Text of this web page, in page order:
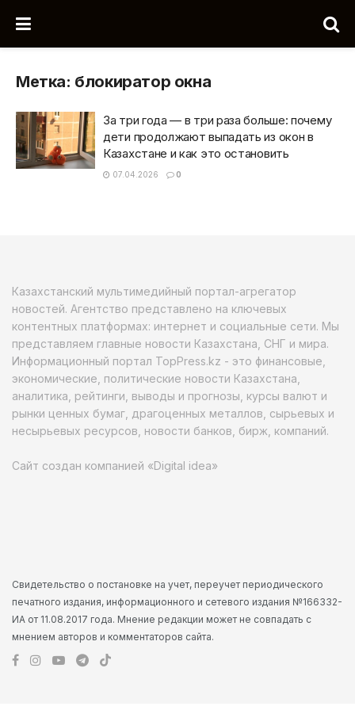
Метка: блокиратор окна
За три года — в три раза больше: почему
дети продолжают выпадать из окон в
Казахстане и как это остановить
07.04.2026 0
Казахстанский мультимедийный портал-агрегатор
новостей. Агентство представлено на ключевых
контентных платформах: интернет и социальные сети. Мы
представляем главные новости Казахстана, СНГ и мира.
Информационный портал TopPress.kz - это финансовые,
экономические, политические новости Казахстана,
аналитика, рейтинги, выводы и прогнозы, курсы валют и
рынки ценных бумаг, драгоценных металлов, сырьевых и
несырьевых ресурсов, новости банков, бирж, компаний.
Сайт создан компанией «Digital idea»
Свидетельство о постановке на учет, переучет периодического
печатного издания, информационного и сетевого издания №166332-
ИА от 11.08.2017 года. Мнение редакции может не совпадать с
мнением авторов и комментаторов сайта.